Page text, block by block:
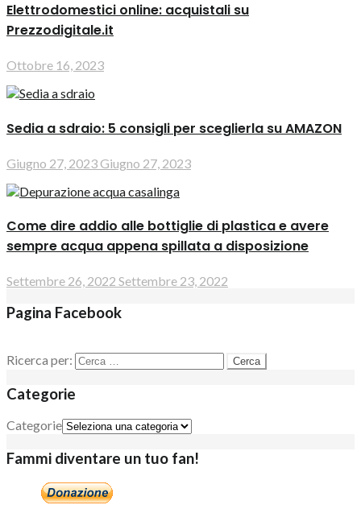
Elettrodomestici online: acquistali su
Prezzodigitale.it
Ottobre 16, 2023
Sedia a sdraio: 5 consigli per sceglierla su AMAZON
Giugno 27, 2023Giugno 27, 2023
Come dire addio alle bottiglie di plastica e avere
sempre acqua appena spillata a disposizione
Settembre 26, 2022 Settembre 23, 2022
Pagina Facebook
Ricerca per:
Categorie
Categorie
Fammi diventare un tuo fan!